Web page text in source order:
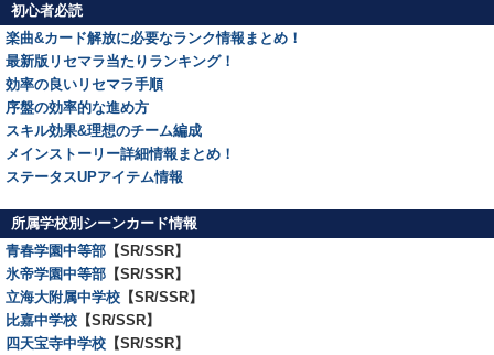
初心者必読
楽曲&カード解放に必要なランク情報まとめ！
最新版リセマラ当たりランキング！
効率の良いリセマラ手順
序盤の効率的な進め方
スキル効果&理想のチーム編成
メインストーリー詳細情報まとめ！
ステータスUPアイテム情報
所属学校別シーンカード情報
青春学園中等部 【SR/SSR】
氷帝学園中等部 【SR/SSR】
立海大附属中学校 【SR/SSR】
比嘉中学校 【SR/SSR】
四天宝寺中学校 【SR/SSR】